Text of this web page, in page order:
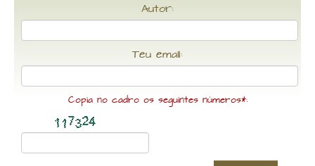
Autor:
Teu email:
Copia no cadro os seguintes números*: